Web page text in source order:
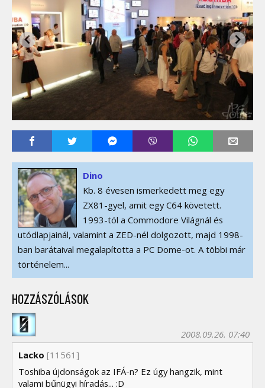
Dino
Kb. 8 évesen ismerkedett meg egy
ZX81-gyel, amit egy C64 követett.
1993-tól a Commodore Világnál és
utódlapjainál, valamint a ZED-nél dolgozott, majd 1998-
ban barátaival megalapította a PC Dome-ot. A többi már
történelem...
HOZZÁSZÓLÁSOK
Lacko
2008.09.26. 07:40
[11561]
Toshiba újdonságok az IFÁ-n? Ez úgy hangzik, mint
valami bűnügyi híradás... :D